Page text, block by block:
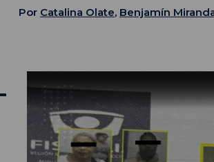
Por Catalina Olate, Benjamín